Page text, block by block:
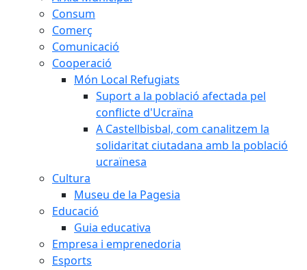
Consum
Comerç
Comunicació
Cooperació
Món Local Refugiats
Suport a la població afectada pel
conflicte d'Ucraïna
A Castellbisbal, com canalitzem la
solidaritat ciutadana amb la població
ucraïnesa
Cultura
Museu de la Pagesia
Educació
Guia educativa
Empresa i emprenedoria
Esports